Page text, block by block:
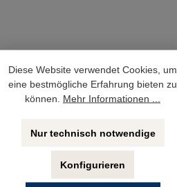
Diese Website verwendet Cookies, um
eine bestmögliche Erfahrung bieten zu
können. Mehr Informationen ...
Nur technisch notwendige
Konfigurieren